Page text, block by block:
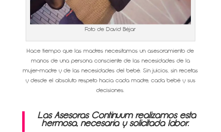
Foto de David Béjar
Hace tiempo que las madres necesitamos un asesoramiento de
manos de una persona consciente de las necesidades de la
mujer-madre y de las necesidades del bebé. Sin juicios, sin recetas
y desde el absoluto respeto hacia cada madre, cada bebé y sus
decisiones.
Las Asesoras Continuum realizamos esta
hermosa, necesaria y solicitada labor.